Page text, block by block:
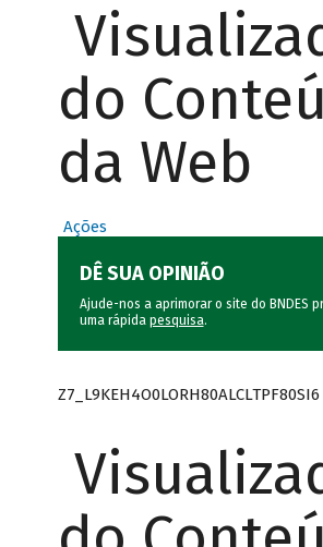
do
da Web
Ações
DÊ SUA OPINIÃO
Ajude-nos a aprimorar o site do BNDES
uma rápida pesquisa.
Z7_L9KEH4O0LORH80ALCLTPF80SI6